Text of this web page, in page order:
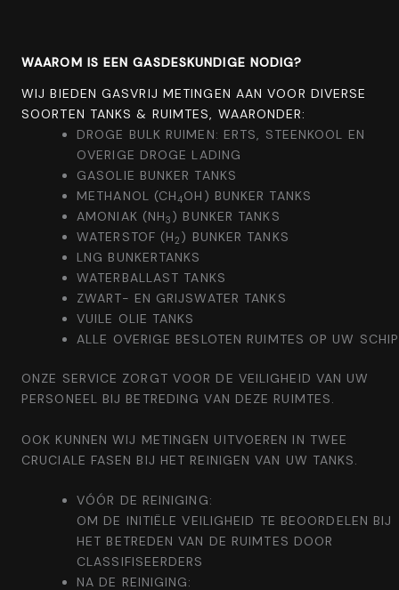
WAAROM IS EEN GASDESKUNDIGE NODIG?
WIJ BIEDEN GASVRIJ METINGEN AAN VOOR DIVERSE
SOORTEN TANKS & RUIMTES, WAARONDER:
DROGE BULK RUIMEN: ERTS, STEENKOOL EN
OVERIGE DROGE LADING
GASOLIE BUNKER TANKS
METHANOL (CH4OH) BUNKER TANKS
AMONIAK (NH3 ) BUNKER TANKS
WATERSTOF (H2 ) BUNKER TANKS
LNG BUNKERTANKS
WATERBALLAST TANKS
ZWART- EN GRIJSWATER TANKS
VUILE OLIE TANKS
ALLE OVERIGE BESLOTEN RUIMTES OP UW SCHIP
ONZE SERVICE ZORGT VOOR DE VEILIGHEID VAN UW
PERSONEEL BIJ BETREDING VAN DEZE RUIMTES.
OOK KUNNEN WIJ METINGEN UITVOEREN IN TWEE
CRUCIALE FASEN BIJ HET REINIGEN VAN UW TANKS.
VÓÓR DE REINIGING:
OM DE INITIËLE VEILIGHEID TE BEOORDELEN BIJ
HET BETREDEN VAN DE RUIMTES DOOR
CLASSIFISEERDERS
NA DE REINIGING: